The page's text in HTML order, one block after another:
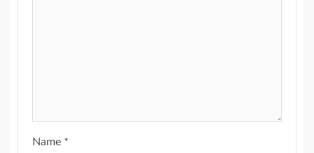
Name *